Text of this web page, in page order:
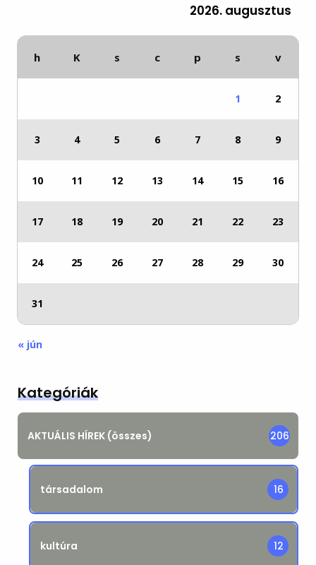
2026. augusztus
h K s c p s v
1 2
3 4 5 6 7 8 9
10 11 12 13 14 15 16
17 18 19 20 21 22 23
24 25 26 27 28 29 30
31
« jún
Kategóriák
AKTUÁLIS HÍREK (összes) 206
társadalom 16
kultúra 12